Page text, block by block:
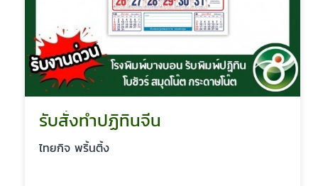
รับสั่งทำปฏิทินจีน
ไทยกิจ พริ้นติ้ง